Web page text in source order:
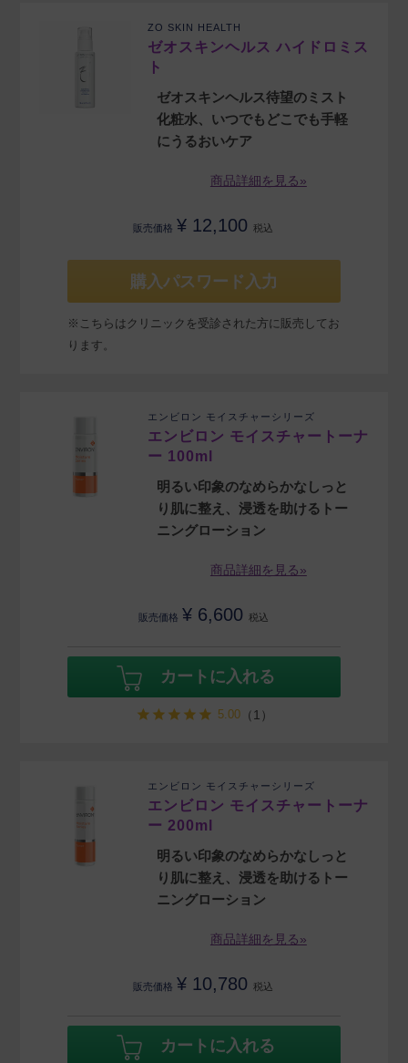
ZO SKIN HEALTH
ゼオスキンヘルス ハイドロミス
ト
ゼオスキンヘルス待望のミスト
化粧水、いつでもどこでも手軽
にうるおいケア
商品詳細を見る»
販売価格 ¥ 12,100 税込
購入パスワード入力
※こちらはクリニックを受診された方に販売してお
ります。
エンビロン モイスチャーシリーズ
エンビロン モイスチャートーナ
ー 100ml
明るい印象のなめらかなしっと
り肌に整え、浸透を助けるトー
ニングローション
商品詳細を見る»
販売価格 ¥ 6,600 税込
カートに入れる
5.00（1）
エンビロン モイスチャーシリーズ
エンビロン モイスチャートーナ
ー 200ml
明るい印象のなめらかなしっと
り肌に整え、浸透を助けるトー
ニングローション
商品詳細を見る»
販売価格 ¥ 10,780 税込
カートに入れる